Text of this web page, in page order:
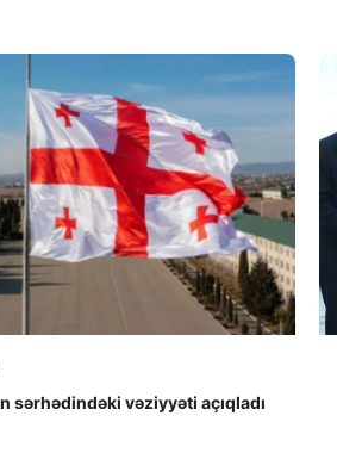
sərhədindəki vəziyyəti açıqladı